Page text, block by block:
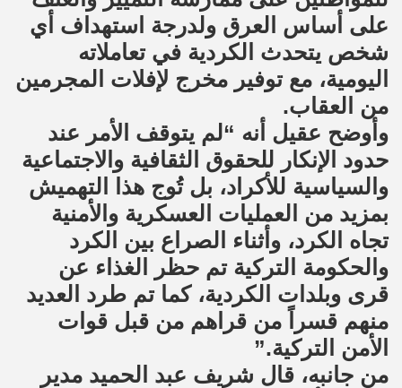
على أساس العرق ولدرجة استهداف أي
شخص يتحدث الكردية في تعاملاته
اليومية، مع توفير مخرج لإفلات المجرمين
من العقاب.
وأوضح عقيل أنه “لم يتوقف الأمر عند
حدود الإنكار للحقوق الثقافية والاجتماعية
والسياسية للأكراد، بل تُوج هذا التهميش
بمزيد من العمليات العسكرية والأمنية
تجاه الكرد، وأثناء الصراع بين الكرد
والحكومة التركية تم حظر الغذاء عن
قرى وبلدات الكردية، كما تم طرد العديد
منهم قسراً من قراهم من قبل قوات
الأمن التركية.”
من جانبه، قال شريف عبد الحميد مدير